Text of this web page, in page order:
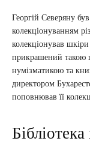
Георгій Северяну
колекціонуванням
колекціонував
прикрашений такою
нумізматикою та
директором
поповнював її